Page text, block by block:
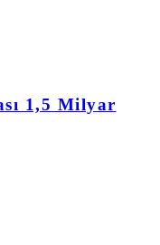
1,5 Milyar